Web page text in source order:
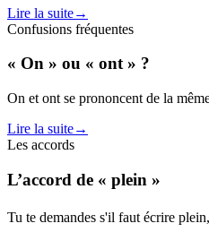
Lire la suite→
Confusions fréquentes
« On » ou « ont » ?
On et ont se prononcent de la
Lire la suite→
Les accords
L’accord de « plein »
Tu te demandes s'il faut écrire